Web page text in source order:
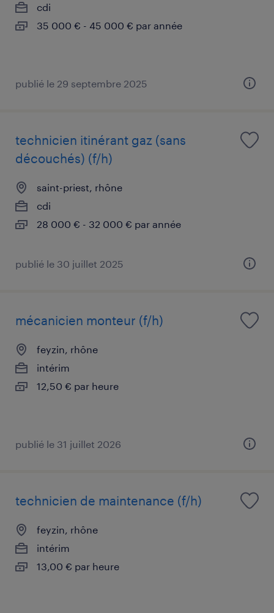
cdi
35 000 € - 45 000 € par année
publié le 29 septembre 2025
technicien itinérant gaz (sans
découchés) (f/h)
saint-priest, rhône
cdi
28 000 € - 32 000 € par année
publié le 30 juillet 2025
mécanicien monteur (f/h)
feyzin, rhône
intérim
12,50 € par heure
publié le 31 juillet 2026
technicien de maintenance (f/h)
feyzin, rhône
intérim
13,00 € par heure